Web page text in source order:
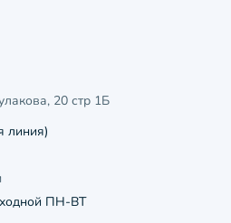
20 стр 1Б
линия)
ПН-ВТ